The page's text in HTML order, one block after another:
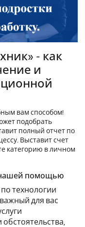
- как
и
вам способом!
подобрать
полный отчет по
Выставит счет
категорию в личном
нашей помощью
технологии
для вас